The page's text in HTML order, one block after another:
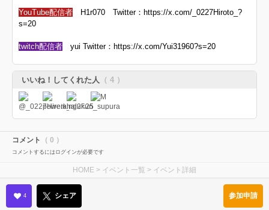
YouTube配信者 H1r070 Twitter：https://x.com/_0227Hiroto_?
s=20
twitch配信者 yui Twitter：https://x.com/Yui31960?s=20
いいね！してくれた人 （ 4 ）
コメント （ 0 ）
コメントするにはログインが必要です
HOME > イベント一覧 > イベント詳細
4 シェア 参加申請